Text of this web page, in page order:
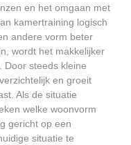
en het omgaan met
kamertraining logisch
andere vorm beter
wordt het makkelijker
Door steeds kleine
en groeit
Als de situatie
welke woonvorm
gericht op een
situatie te